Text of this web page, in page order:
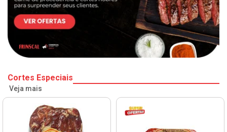
Cortes Especiais
Veja mais